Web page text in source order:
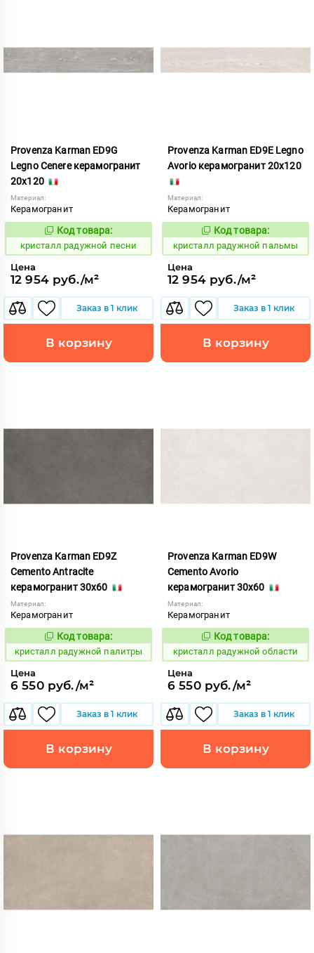
Provenza Karman ED9G
Legno Cenere керамогранит
20x120
Материал:
Керамогранит
822069
Код товара:
кристалл радужной песни
Цена
12 954 руб./м²
Заказ в 1 клик
В корзину
Provenza Karman ED9E Legno
Avorio керамогранит 20x120
Материал:
Керамогранит
822067
Код товара:
кристалл радужной пальмы
Цена
12 954 руб./м²
Заказ в 1 клик
В корзину
Provenza Karman ED9Z
Cemento Antracite
керамогранит 30x60
Материал:
Керамогранит
822066
Код товара:
кристалл радужной палитры
Цена
6 550 руб./м²
Заказ в 1 клик
В корзину
Provenza Karman ED9W
Cemento Avorio
керамогранит 30x60
Материал:
Керамогранит
822063
Код товара:
кристалл радужной области
Цена
6 550 руб./м²
Заказ в 1 клик
В корзину